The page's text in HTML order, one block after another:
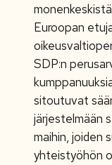
Euroopan
SDP:n
sitoutuvat
järjestelmään
maihin, joiden
yhteistyöhön